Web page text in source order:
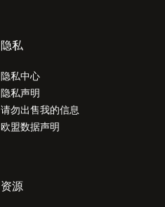
隐私
隐私中心
隐私声明
请勿出售我的信息
欧盟数据声明
资源